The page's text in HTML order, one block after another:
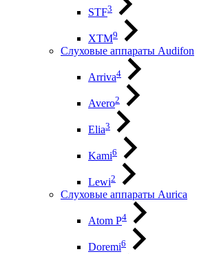
STF3
XTM9
Слуховые аппараты Audifon
Arriva4
Avero2
Elia3
Kami6
Lewi2
Слуховые аппараты Aurica
Atom P4
Doremi6